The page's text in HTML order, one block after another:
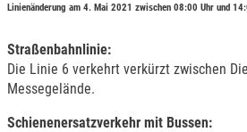
Linienänderung am 4. Mai 2021 zwischen 08:00 Uhr und
Straßenbahnlinie:
Die Linie 6 verkehrt verkürzt zwischen
Messegelände.
Schienenersatzverkehr mit Bussen: